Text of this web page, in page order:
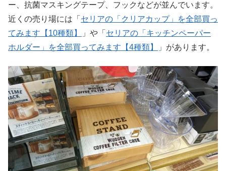
ー、抗菌マスキングテープ、フックなどが並んでいます。
近くの売り場には「 セリアの「クリアカップ」を全部買っ
てみます【10種類】
」や「 セリアの「キッチンペーパー
ホルダー」を全部買ってみます【4種類】
」があります。